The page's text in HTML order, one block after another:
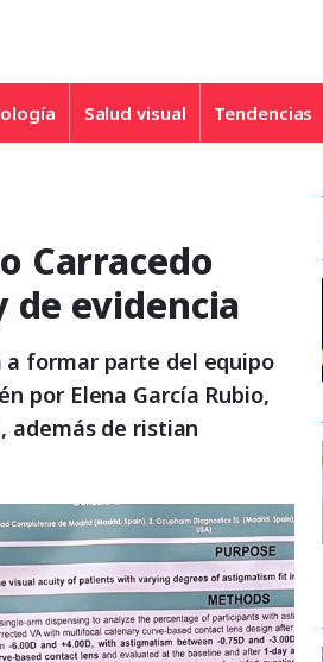
Salud visual Tendencias
Carracedo
evidencia
a formar parte del equipo
por Elena García Rubio,
además de ristian